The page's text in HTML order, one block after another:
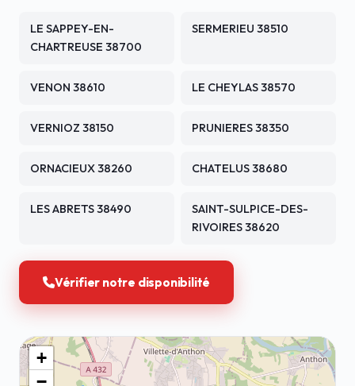
LE SAPPEY-EN-
CHARTREUSE 38700
SERMERIEU 38510
VENON 38610 LE CHEYLAS 38570
VERNIOZ 38150 PRUNIERES 38350
ORNACIEUX 38260 CHATELUS 38680
LES ABRETS 38490
SAINT-SULPICE-DES-
RIVOIRES 38620
Vérifier notre disponibilité
+
−